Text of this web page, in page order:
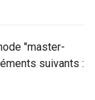
"master-
suivants :